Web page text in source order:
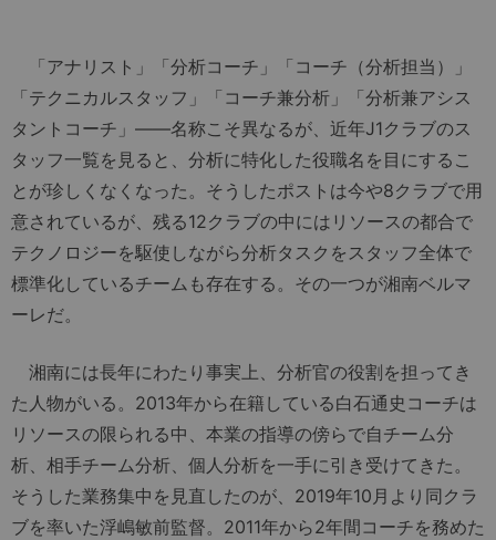
「アナリスト」「分析コーチ」「コーチ（分析担当）」
「テクニカルスタッフ」「コーチ兼分析」「分析兼アシス
タントコーチ」――名称こそ異なるが、近年J1クラブのス
タッフ一覧を見ると、分析に特化した役職名を目にするこ
とが珍しくなくなった。そうしたポストは今や8クラブで用
意されているが、残る12クラブの中にはリソースの都合で
テクノロジーを駆使しながら分析タスクをスタッフ全体で
標準化しているチームも存在する。その一つが湘南ベルマ
ーレだ。
湘南には長年にわたり事実上、分析官の役割を担ってき
た人物がいる。2013年から在籍している白石通史コーチは
リソースの限られる中、本業の指導の傍らで自チーム分
析、相手チーム分析、個人分析を一手に引き受けてきた。
そうした業務集中を見直したのが、2019年10月より同クラ
ブを率いた浮嶋敏前監督。2011年から2年間コーチを務めた